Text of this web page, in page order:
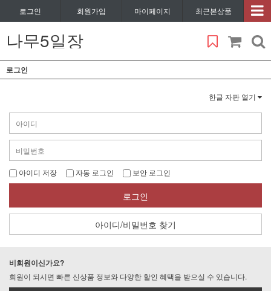
로그인 회원가입 마이페이지 최근본상품
나무5일장
로그인
한글 자판 열기
아이디 저장 자동 로그인 보안 로그인
로그인
아이디/비밀번호 찾기
비회원이신가요?
회원이 되시면 빠른 신상품 정보와 다양한 할인 혜택을 받으실 수 있습니다.